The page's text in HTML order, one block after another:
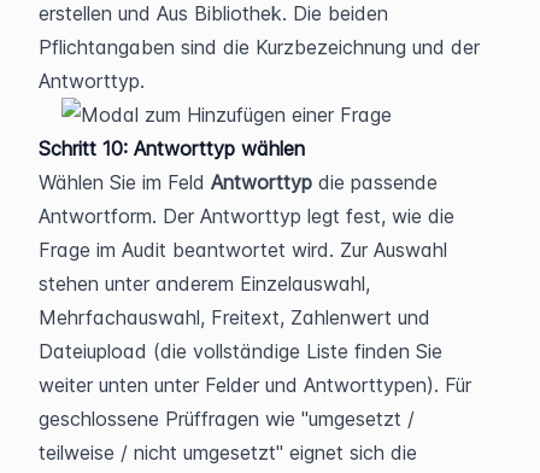
erstellen und Aus Bibliothek. Die beiden
Pflichtangaben sind die Kurzbezeichnung und der
Antworttyp.
Schritt 10: Antworttyp wählen
Wählen Sie im Feld Antworttyp die passende
Antwortform. Der Antworttyp legt fest, wie die
Frage im Audit beantwortet wird. Zur Auswahl
stehen unter anderem Einzelauswahl,
Mehrfachauswahl, Freitext, Zahlenwert und
Dateiupload (die vollständige Liste finden Sie
weiter unten unter Felder und Antworttypen). Für
geschlossene Prüffragen wie "umgesetzt /
teilweise / nicht umgesetzt" eignet sich die